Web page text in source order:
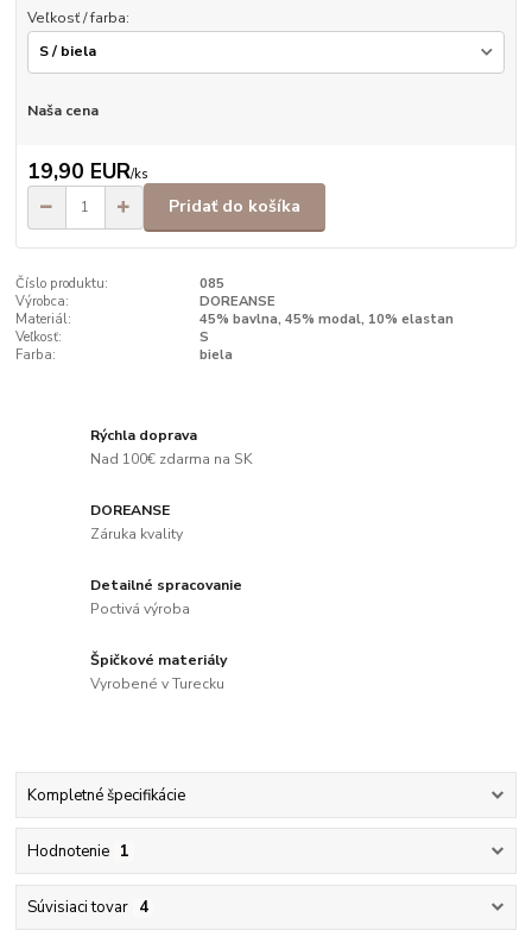
Veľkosť / farba:
Naša cena
19,90 EUR/ks
Pridať do košíka
Číslo produktu:
085
Výrobca:
DOREANSE
Materiál:
45% bavlna, 45% modal, 10% elastan
Veľkosť:
S
Farba:
biela
Rýchla doprava
Nad 100€ zdarma na SK
DOREANSE
Záruka kvality
Detailné spracovanie
Poctivá výroba
Špičkové materiály
Vyrobené v Turecku
Kompletné špecifikácie
Hodnotenie 1
Súvisiaci tovar 4